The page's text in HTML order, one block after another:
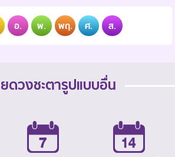
อ. พ. พฤ. ศ. ส.
ดวงชะตารูปแบบอื่น